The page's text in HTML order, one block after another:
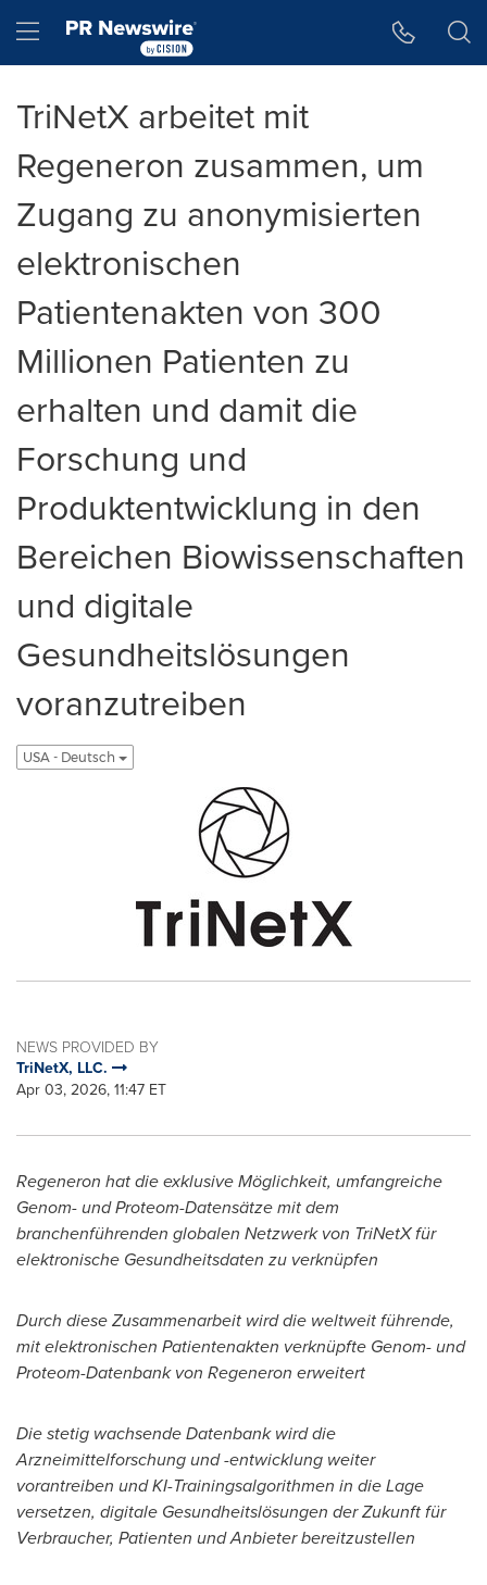
Hamburger menu
TriNetX arbeitet mit
Regeneron zusammen, um
Zugang zu anonymisierten
elektronischen
Patientenakten von 300
Millionen Patienten zu
erhalten und damit die
Forschung und
Produktentwicklung in den
Bereichen Biowissenschaften
und digitale
Gesundheitslösungen
voranzutreiben
USA - Deutsch
NEWS PROVIDED BY
TriNetX, LLC.
Apr 03, 2026, 11:47 ET
Regeneron hat die exklusive Möglichkeit, umfangreiche
Genom- und Proteom-Datensätze mit dem
branchenführenden globalen Netzwerk von TriNetX für
elektronische Gesundheitsdaten zu verknüpfen
Durch diese Zusammenarbeit wird die weltweit führende,
mit elektronischen Patientenakten verknüpfte Genom- und
Proteom-Datenbank von Regeneron erweitert
Die stetig wachsende Datenbank wird die
Arzneimittelforschung und -entwicklung weiter
vorantreiben und KI-Trainingsalgorithmen in die Lage
versetzen, digitale Gesundheitslösungen der Zukunft für
Verbraucher, Patienten und Anbieter bereitzustellen